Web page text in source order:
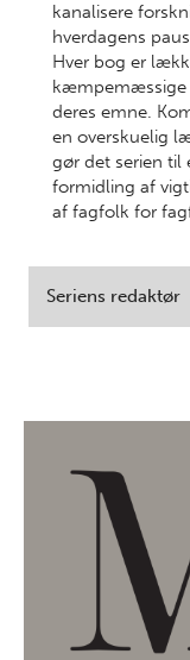
kanalisere
hverdagens
Hver bog er
kæmpemæssige
deres emne.
en overskuelig
gør det serien til
formidling af
af fagfolk for
Seriens redaktør